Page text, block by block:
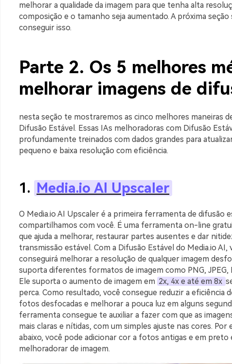
melhorar a qualidade da imagem para que tenha alta
composição e o tamanho seja aumentado. A próxima
conseguir isso.
Parte 2. Os 5 melhores
melhorar imagens de
nesta seção te mostraremos as cinco melhores maneiras
Difusão Estável. Essas IAs melhoradoras com Difusão
profundamente treinados com dados grandes para
pequeno e baixa resolução com eficiência.
1. Media.io AI Upscaler
O Media.io AI Upscaler é a primeira ferramenta de difusão
compartilhamos com você. É uma ferramenta on-line
que ajuda a melhorar, restaurar partes ausentes e dar
transmissão estável. Com a Difusão Estável do Media.io
conseguirá melhorar a resolução de qualquer imagem
suporta diferentes formatos de imagem como PNG, JPEG,
Ele suporta o aumento de imagem em 2x, 4x e até em 8x
perca. Como resultado, você consegue reduzir a eficiência
fotos desfocadas e melhorar a pouca luz em alguns
ferramenta consegue te auxiliar a fazer com que as
mais claras e nítidas, com um simples ajuste nas cores.
abaixo, você pode adicionar cor a fotos antigas e em preto
melhoradorar de imagem.